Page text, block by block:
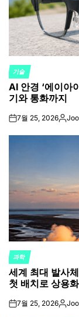
POSTED
IN
기술
AI 안경 ‘에이아
기와 통화까지
on7월 25, 2026
POSTED
IN
과학
세계 최대 발사
첫 배치로 상용
on7월 25, 2026